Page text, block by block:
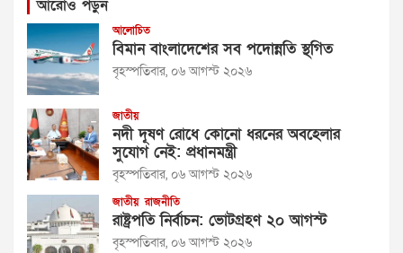
আরোও পড়ুন
আলোচিত
বিমান বাংলাদেশের সব পদোন্নতি স্থগিত
বৃহস্পতিবার, ০৬ আগস্ট ২০২৬
জাতীয়
নদী দূষণ রোধে কোনো ধরনের অবহেলার
সুযোগ নেই: প্রধানমন্ত্রী
বৃহস্পতিবার, ০৬ আগস্ট ২০২৬
জাতীয় রাজনীতি
রাষ্ট্রপতি নির্বাচন: ভোটগ্রহণ ২০ আগস্ট
বৃহস্পতিবার, ০৬ আগস্ট ২০২৬